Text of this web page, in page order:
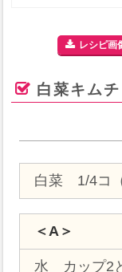
レシピ画
白菜キムチ
白菜 1/4コ（
＜A＞
水 カップ2